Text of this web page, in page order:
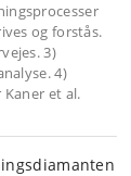
og forstås.
3)
4)
et al.